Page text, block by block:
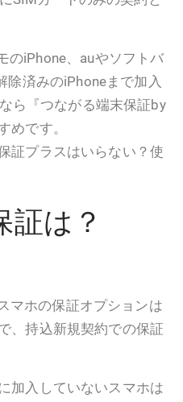
のiPhone、auやソフトバ
除済みのiPhoneまで加入
ら『つながる端末保証by
めです。
証プラスはいらない？使
は？
マホの保証オプションは
、持込新規契約での保証
加入していないスマホは